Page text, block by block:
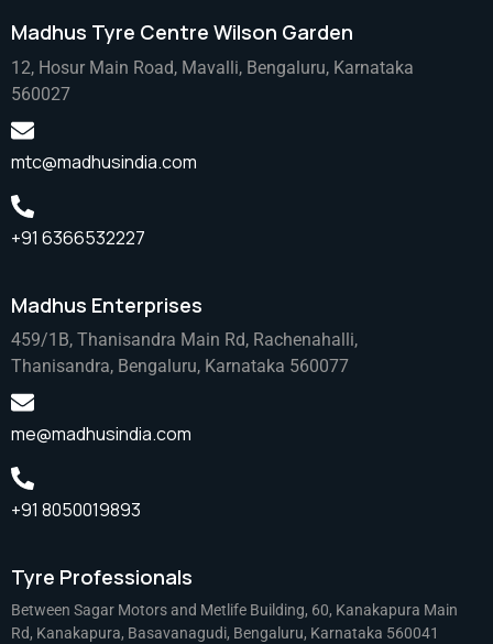
Madhus Tyre Centre Wilson Garden
12, Hosur Main Road, Mavalli, Bengaluru, Karnataka
560027
mtc@madhusindia.com
+91 6366532227
Madhus Enterprises
459/1B, Thanisandra Main Rd, Rachenahalli,
Thanisandra, Bengaluru, Karnataka 560077
me@madhusindia.com
+91 8050019893
Tyre Professionals
Between Sagar Motors and Metlife Building, 60, Kanakapura Main
Rd, Kanakapura, Basavanagudi, Bengaluru, Karnataka 560041